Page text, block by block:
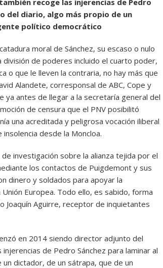
recoge las injerencias de Pedro
del diario, algo más propio de un
político democrático
moral de Sánchez, su escaso o nulo
de poderes incluido el cuarto poder,
o que le lleven la contraria, no hay más que
Alandete, corresponsal de ABC, Cope y
ya antes de llegar a la secretaría general del
de censura que el PNV posibilitó
una acreditada y peligrosa vocación iliberal
desde la Moncloa.
investigación sobre la alianza tejida por el
los contactos de Puigdemont y sus
dinero y soldados para apoyar la
Europea. Todo ello, es sabido, forma
Joaquín Aguirre, receptor de inquietantes
en 2014 siendo director adjunto del
de Pedro Sánchez para laminar al
dictador, de un sátrapa, que de un